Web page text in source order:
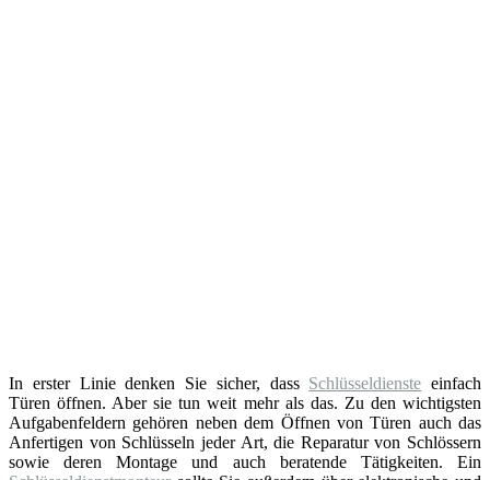
In erster Linie denken Sie sicher, dass Schlüsseldienste einfach
Türen öffnen. Aber sie tun weit mehr als das. Zu den wichtigsten
Aufgabenfeldern gehören neben dem Öffnen von Türen auch das
Anfertigen von Schlüsseln jeder Art, die Reparatur von Schlössern
sowie deren Montage und auch beratende Tätigkeiten. Ein